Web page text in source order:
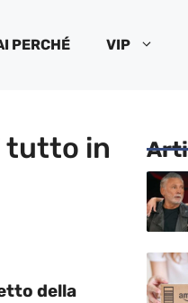
PERCHÉ VIP
tutto in
della